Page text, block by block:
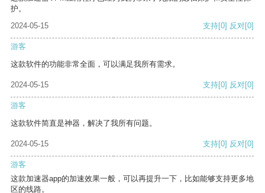
护。
2024-05-15
支持[0] 反对[0]
游客
这款软件的功能非常全面，可以满足我所有需求。
2024-05-15 支持[0] 反对[0]
游客
这款软件简直是神器，解决了我所有问题。
2024-05-15 支持[0] 反对[0]
游客
这款加速器app的加速效果一般，可以再提升一下，比如能够支持更多地
区的线路。